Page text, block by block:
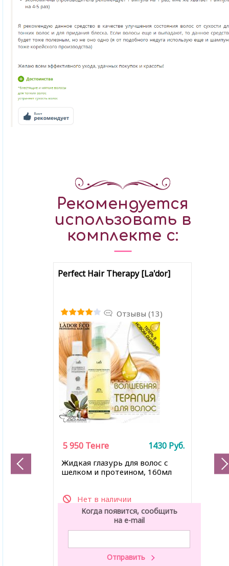
Рекомендуется
использовать в
комплекте с:
Perfect Hair Therapy [La'dor]
Отзывы (13)
Жидкая глазурь для волос с
шелком и протеином, 160мл
Нет в наличии
5 950 Тенге 1430 Руб.
Когда появится, сообщить
на e-mail